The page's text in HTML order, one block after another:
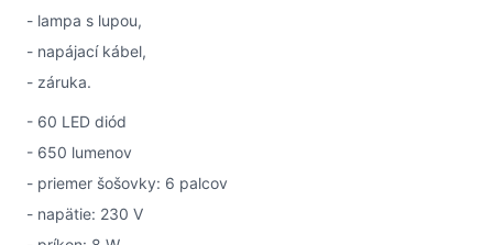
- lampa s lupou,
- napájací kábel,
- záruka.
- 60 LED diód
- 650 lumenov
- priemer šošovky: 6 palcov
- napätie: 230 V